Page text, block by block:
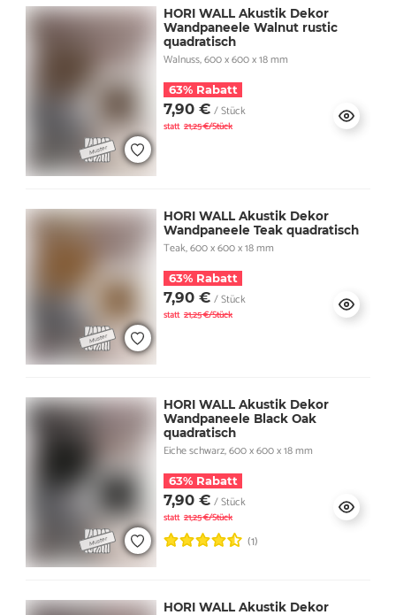
HORI WALL Akustik Dekor
Wandpaneele Walnut rustic
quadratisch
Walnuss, 600 x 600 x 18 mm
63% Rabatt
7,90 € / Stück
statt 21,25 €/Stück
HORI WALL Akustik Dekor
Wandpaneele Teak quadratisch
Teak, 600 x 600 x 18 mm
63% Rabatt
7,90 € / Stück
statt 21,25 €/Stück
HORI WALL Akustik Dekor
Wandpaneele Black Oak
quadratisch
Eiche schwarz, 600 x 600 x 18 mm
63% Rabatt
7,90 € / Stück
statt 21,25 €/Stück
(1)
HORI WALL Akustik Dekor